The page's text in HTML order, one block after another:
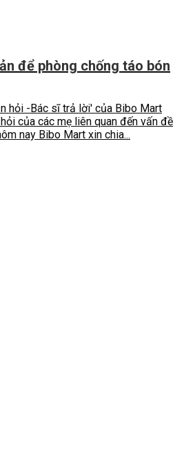
để phòng chống táo bón
hỏi -Bác sĩ trả lời' của Bibo Mart
của các mẹ liên quan đến vấn đề
nay Bibo Mart xin chia...